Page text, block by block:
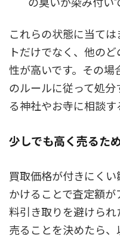
これらの状態に当て
トだけでなく、他の
性が高いです。その
のルールに従って処
る神社やお寺に相談す
少しでも高く売るた
買取価格が付きにく
かけることで査定額
料引き取りを避けられ
売ることを決めたら